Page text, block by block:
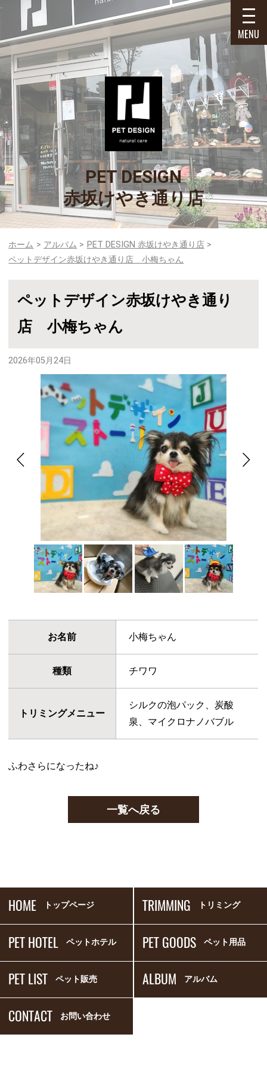
PET DESIGN
赤坂けやき通り店
MENU
ホーム アルバム
PET DESIGN 赤坂けやき通り店
ペットデザイン赤坂けやき通り店 小梅ちゃん
ペットデザイン赤坂けやき通り
店 小梅ちゃん
2026年05月24日
お名前 小梅ちゃん
種類 チワワ
トリミングメニュー
シルクの泡パック、炭酸
泉、マイクロナノバブル
ふわさらになったね♪
一覧へ戻る
HOME トップページ TRIMMING トリミング
PET HOTEL ペットホテル PET GOODS ペット用品
PET LIST ペット販売 ALBUM アルバム
CONTACT お問い合わせ